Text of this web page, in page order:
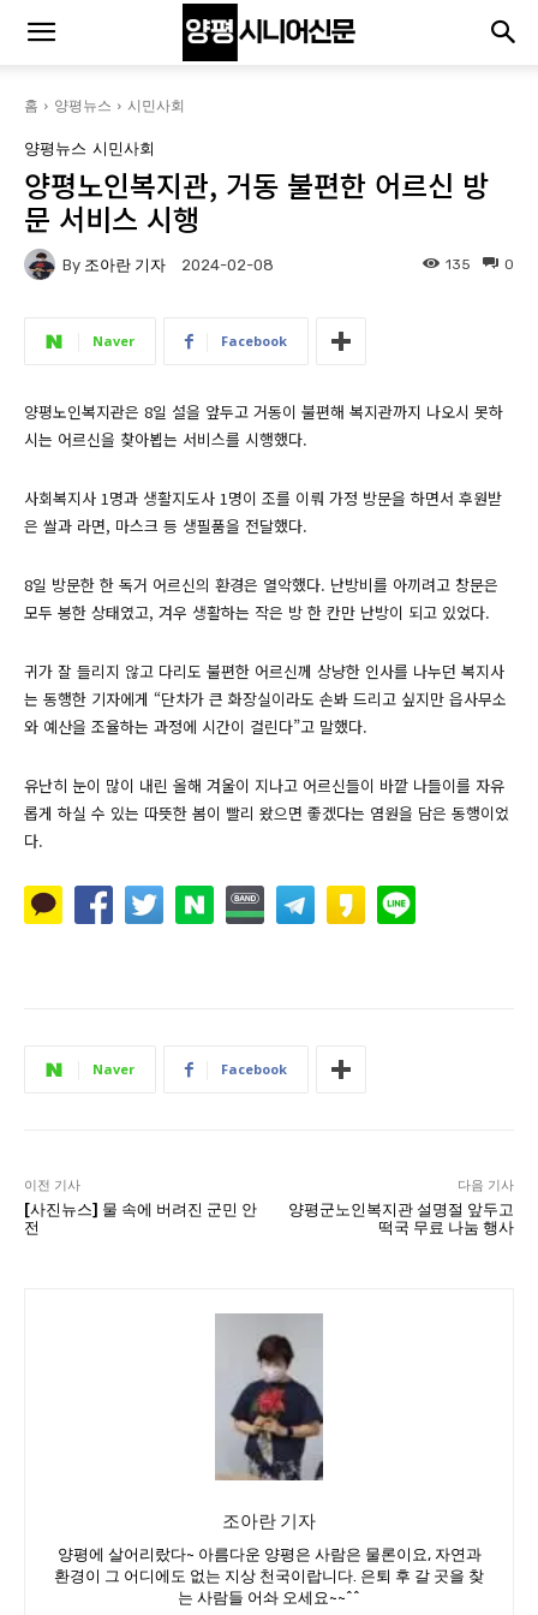
홈 양평뉴스 시민사회
양평뉴스 시민사회
양평노인복지관, 거동 불편한 어르신 방
문 서비스 시행
By 조아란 기자 2024-02-08 0
135
Naver Facebook
양평노인복지관은 8일 설을 앞두고 거동이 불편해 복지관까지 나오시 못하
시는 어르신을 찾아뵙는 서비스를 시행했다.
사회복지사 1명과 생활지도사 1명이 조를 이뤄 가정 방문을 하면서 후원받
은 쌀과 라면, 마스크 등 생필품을 전달했다.
8일 방문한 한 독거 어르신의 환경은 열악했다. 난방비를 아끼려고 창문은
모두 봉한 상태였고, 겨우 생활하는 작은 방 한 칸만 난방이 되고 있었다.
귀가 잘 들리지 않고 다리도 불편한 어르신께 상냥한 인사를 나누던 복지사
는 동행한 기자에게 “단차가 큰 화장실이라도 손봐 드리고 싶지만 읍사무소
와 예산을 조율하는 과정에 시간이 걸린다”고 말했다.
유난히 눈이 많이 내린 올해 겨울이 지나고 어르신들이 바깥 나들이를 자유
롭게 하실 수 있는 따뜻한 봄이 빨리 왔으면 좋겠다는 염원을 담은 동행이었
다.
Naver Facebook
이전 기사
[사진뉴스] 물 속에 버려진 군민 안
전
다음 기사
양평군노인복지관 설명절 앞두고
떡국 무료 나눔 행사
조아란 기자
양평에 살어리랐다~ 아름다운 양평은 사람은 물론이요, 자연과
환경이 그 어디에도 없는 지상 천국이랍니다. 은퇴 후 갈 곳을 찾
는 사람들 어솨 오세요~~^^